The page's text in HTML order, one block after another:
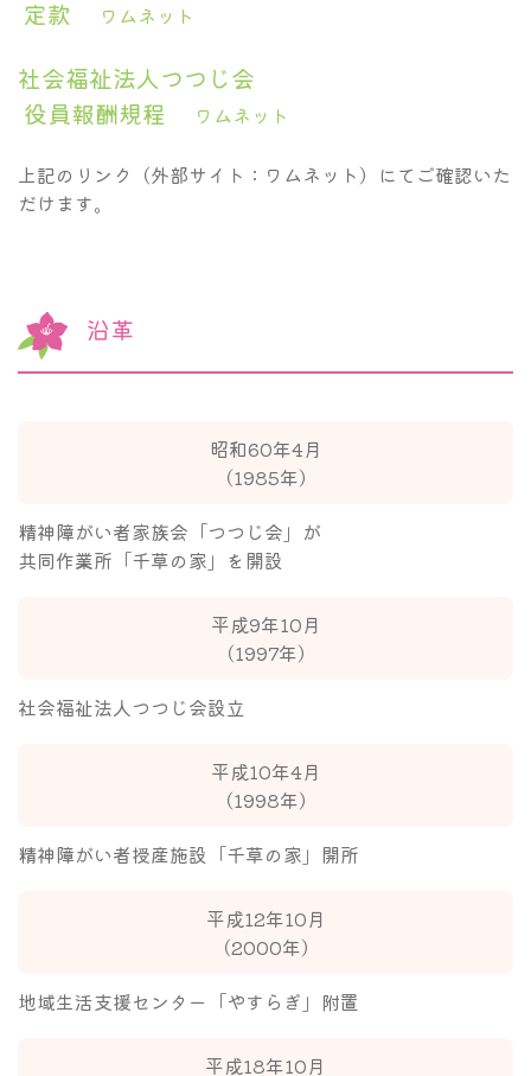
定款
ワムネット
社会福祉法人つつじ会
役員報酬規程
ワムネット
上記のリンク（外部サイト：ワムネット）にてご確認いた
だけます。
沿革
昭和60年4月
（1985年）
精神障がい者家族会「つつじ会」が
共同作業所「千草の家」を開設
平成9年10月
（1997年）
社会福祉法人つつじ会設立
平成10年4月
（1998年）
精神障がい者授産施設「千草の家」開所
平成12年10月
（2000年）
地域生活支援センター「やすらぎ」附置
平成18年10月